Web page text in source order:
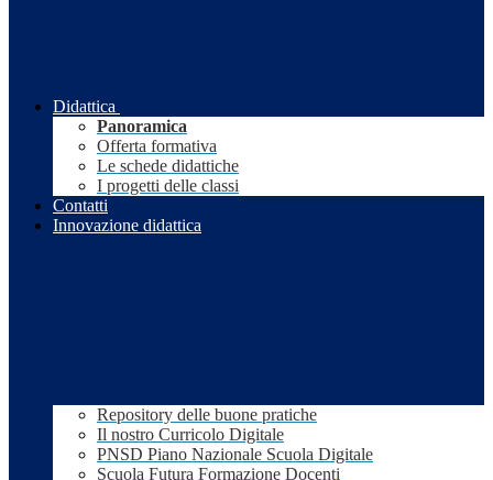
Didattica
Panoramica
Offerta formativa
Le schede didattiche
I progetti delle classi
Contatti
Innovazione didattica
Repository delle buone pratiche
Il nostro Curricolo Digitale
PNSD Piano Nazionale Scuola Digitale
Scuola Futura Formazione Docenti